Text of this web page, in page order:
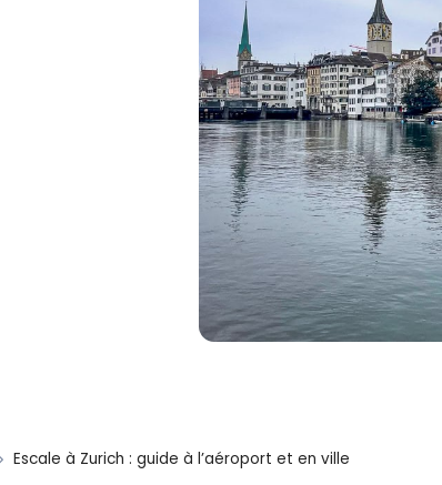
Escale à Zurich : guide à l’aéroport et en ville